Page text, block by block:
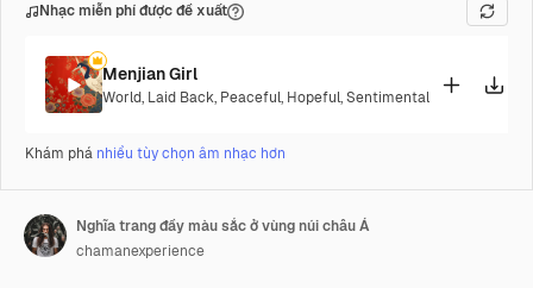
Nhạc miễn phí được đề xuất
Menjian Girl
World, Laid Back, Peaceful, Hopeful,Sentimental
Khám phá nhiều tùy chọn âm nhạc hơn
Nghĩa trang đầy màu sắc ở vùng núi châu Á
chamanexperience